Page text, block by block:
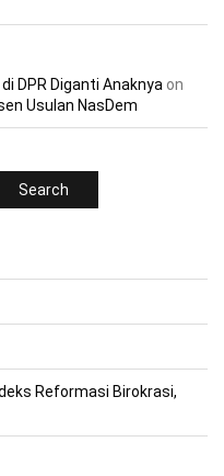
DPR Diganti Anaknya on
Usulan NasDem
Reformasi Birokrasi,